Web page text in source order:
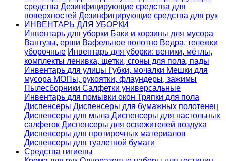
средства Дезинфицирующие средства для
поверхностей Дезинфицирующие средства для рук
ИНВЕНТАРЬ ДЛЯ УБОРКИ
Инвентарь для уборки Баки и корзины для мусора
Вантузы, ерши Вафельное полотно Ведра, тележки
уборочные Инвентарь для уборки: веники, мётлы,
комплекты ленивка, щетки, сгоны для пола, пады
Инвентарь для улицы Губки, мочалки Мешки для
мусора МОПы, рукоятки, флаундеры, зажимы
Пылесборники Салфетки универсальные
Инвентарь для помывки окон Тряпки для пола
Диспенсеры Диспенсеры для бумажных полотенец
Диспенсеры для мыла Диспенсеры для настольных
салфеток Диспенсеры для освежителей воздуха
Диспенсеры для протирочных материалов
Диспенсеры для туалетной бумаги
Средства гигиены